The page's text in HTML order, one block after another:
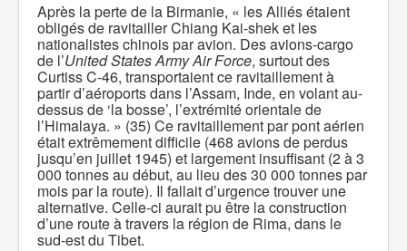
Après la perte de la Birmanie, « les Alliés étaient
obligés de ravitailler Chiang Kai-shek et les
nationalistes chinois par avion. Des avions-cargo
de l’United States Army Air Force, surtout des
Curtiss C-46, transportaient ce ravitaillement à
partir d’aéroports dans l’Assam, Inde, en volant au-
dessus de ‘la bosse’, l’extrémité orientale de
l’Himalaya. » (35) Ce ravitaillement par pont aérien
était extrêmement difficile (468 avions de perdus
jusqu’en juillet 1945) et largement insuffisant (2 à 3
000 tonnes au début, au lieu des 30 000 tonnes par
mois par la route). Il fallait d’urgence trouver une
alternative. Celle-ci aurait pu être la construction
d’une route à travers la région de Rima, dans le
sud-est du Tibet.